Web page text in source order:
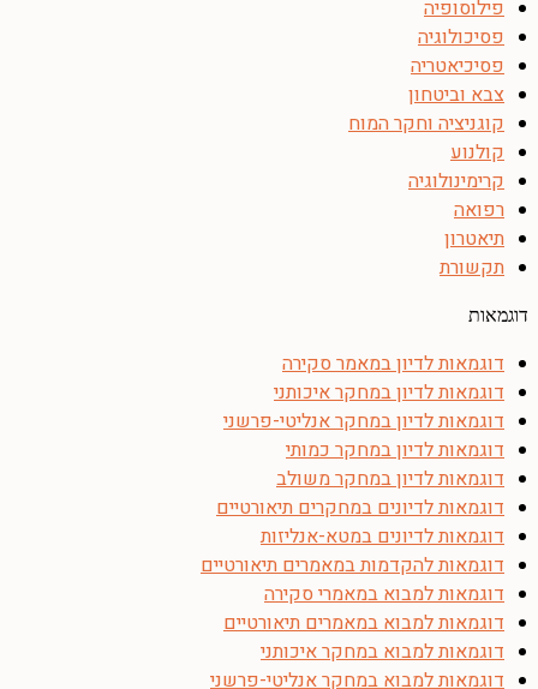
פילוסופיה
פסיכולוגיה
פסיכיאטריה
צבא וביטחון
קוגניציה וחקר המוח
קולנוע
קרימינולוגיה
רפואה
תיאטרון
תקשורת
דוגמאות
דוגמאות לדיון במאמר סקירה
דוגמאות לדיון במחקר איכותני
דוגמאות לדיון במחקר אנליטי-פרשני
דוגמאות לדיון במחקר כמותי
דוגמאות לדיון במחקר משולב
דוגמאות לדיונים במחקרים תיאורטיים
דוגמאות לדיונים במטא-אנליזות
דוגמאות להקדמות במאמרים תיאורטיים
דוגמאות למבוא במאמרי סקירה
דוגמאות למבוא במאמרים תיאורטיים
דוגמאות למבוא במחקר איכותני
דוגמאות למבוא במחקר אנליטי-פרשני